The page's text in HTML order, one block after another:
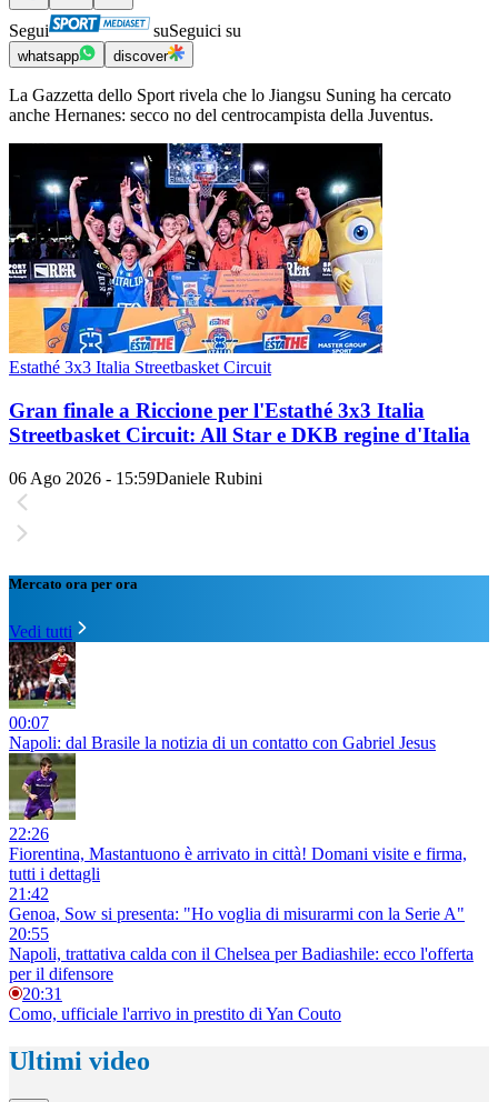
Segui suSeguici su
whatsapp discover
La Gazzetta dello Sport rivela che lo Jiangsu Suning ha cercato
anche Hernanes: secco no del centrocampista della Juventus.
Estathé 3x3 Italia Streetbasket Circuit
Gran finale a Riccione per l'Estathé 3x3 Italia
Streetbasket Circuit: All Star e DKB regine d'Italia
06 Ago 2026 - 15:59Daniele Rubini
Mercato ora per ora
Vedi tutti
00:07
Napoli: dal Brasile la notizia di un contatto con Gabriel Jesus
22:26
Fiorentina, Mastantuono è arrivato in città! Domani visite e firma,
tutti i dettagli
21:42
Genoa, Sow si presenta: "Ho voglia di misurarmi con la Serie A"
20:55
Napoli, trattativa calda con il Chelsea per Badiashile: ecco l'offerta
per il difensore
20:31
Como, ufficiale l'arrivo in prestito di Yan Couto
Ultimi video